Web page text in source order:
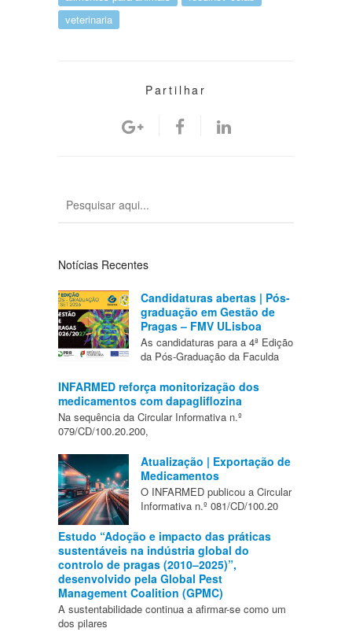
veterinaria
Partilhar
Notícias Recentes
Candidaturas abertas | Pós-
graduação em Gestão de
Pragas – FMV ULisboa
As candidaturas para a 4ª Edição
da Pós-Graduação da Faculda
INFARMED reforça monitorização dos
medicamentos com dapagliflozina
Na sequência da Circular Informativa n.º
079/CD/100.20.200,
Atualização | Exportação de
Medicamentos
O INFARMED publicou a Circular
Informativa n.º 081/CD/100.20
Estudo “Adoção e impacto das práticas
sustentáveis na indústria global do
controlo de pragas (2010–2025)”,
desenvolvido pela Global Pest
Management Coalition (GPMC)
A sustentabilidade continua a afirmar-se como um
dos pilares